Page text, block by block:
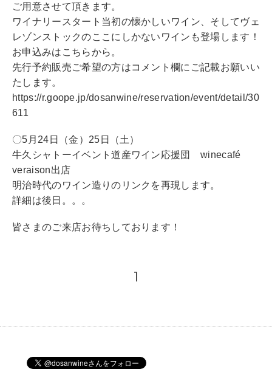
ご用意させて頂きます。
ワイナリースタート当初の懐かしいワイン、そしてヴェ
レゾンストックのここにしかないワインも登場します！
お申込みはこちらから。
先行予約販売ご希望の方はコメント欄にご記載お願いい
たします。
https://r.goope.jp/dosanwine/reservation/event/detail/30
611
〇5月24日（金）25日（土）
牛久シャトーイベント道産ワイン応援団 winecafé
veraison出店
明治時代のワイン造りのリンクを再現します。
詳細は後日。。。
皆さまのご来店お待ちしております！
1